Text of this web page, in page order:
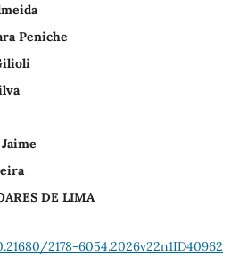
Peniche
DE LIMA
2178-6054.2026v22n1ID40962